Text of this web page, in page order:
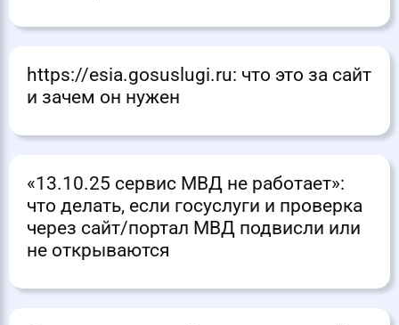
https://esia.gosuslugi.ru: что это за сайт
и зачем он нужен
«13.10.25 сервис МВД не работает»:
что делать, если госуслуги и проверка
через сайт/портал МВД подвисли или
не открываются